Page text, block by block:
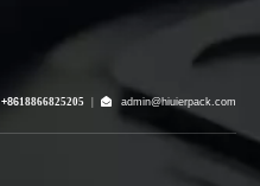
+8618866825205  admin@hiuierpack.com